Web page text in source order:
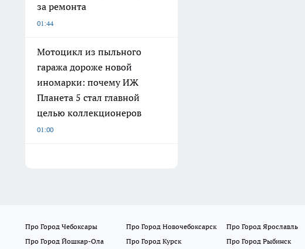
за ремонта
01:44
Мотоцикл из пыльного
гаража дороже новой
иномарки: почему ИЖ
Планета 5 стал главной
целью коллекционеров
01:00
Про Город Чебоксары Про Город Новочебоксарск Про Город Ярославль
Про Город Йошкар-Ола
Про Город Курск Про Город Рыбинск